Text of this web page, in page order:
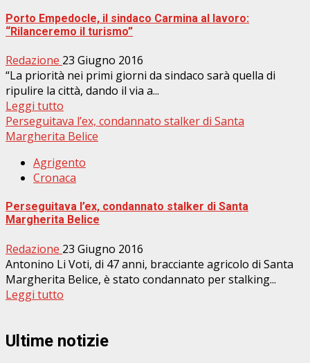
Porto Empedocle, il sindaco Carmina al lavoro:
“Rilanceremo il turismo”
Redazione 23 Giugno 2016
“La priorità nei primi giorni da sindaco sarà quella di
ripulire la città, dando il via a...
Leggi tutto
Perseguitava l’ex, condannato stalker di Santa
Margherita Belice
Agrigento
Cronaca
Perseguitava l’ex, condannato stalker di Santa
Margherita Belice
Redazione 23 Giugno 2016
Antonino Li Voti, di 47 anni, bracciante agricolo di Santa
Margherita Belice, è stato condannato per stalking...
Leggi tutto
Ultime notizie